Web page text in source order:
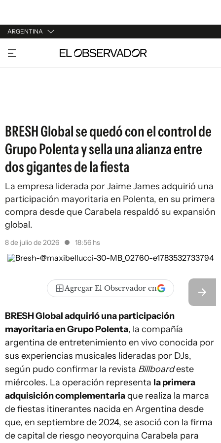
ARGENTINA
URUGUAY
ARGENTINA
BRESH Global se quedó con el control de
Grupo Polenta y sella una alianza entre
dos gigantes de la fiesta
La empresa liderada por Jaime James adquirió una
participación mayoritaria en Polenta, en su primera
compra desde que Carabela respaldó su expansión
global.
8 de julio de 2026 18:56 hs
Agregar El Observador en
BRESH Global adquirió una participación
mayoritaria en Grupo Polenta, la compañía
argentina de entretenimiento en vivo conocida por
sus experiencias musicales lideradas por DJs,
según pudo confirmar la revista Billboardeste
miércoles. La operación representa la primera
adquisición complementariaque realiza la marca
de fiestas itinerantes nacida en Argentina desde
que, en septiembre de 2024, se asoció con la firma
de capital de riesgo neoyorquina Carabela para